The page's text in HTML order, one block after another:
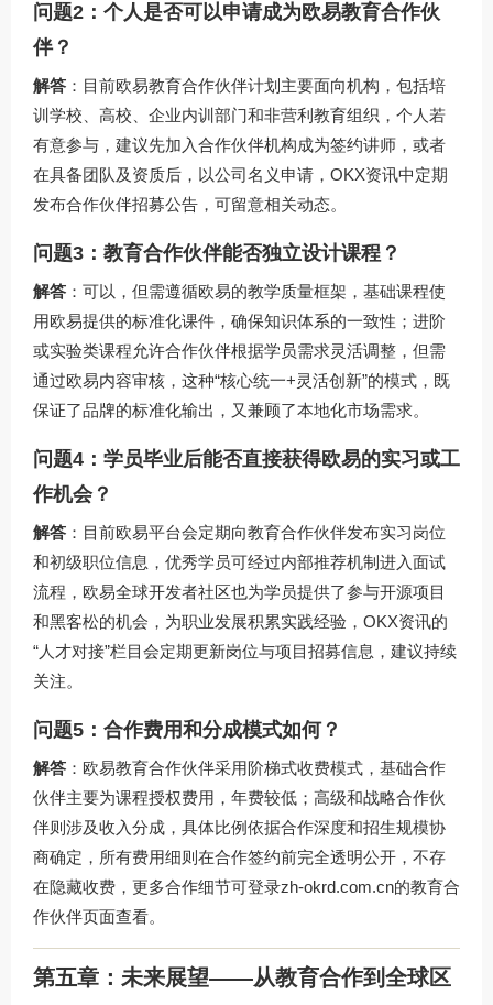
问题2：个人是否可以申请成为欧易教育合作伙
伴？
解答 ：目前欧易教育合作伙伴计划主要面向机构，包括培
训学校、高校、企业内训部门和非营利教育组织，个人若
有意参与，建议先加入合作伙伴机构成为签约讲师，或者
在具备团队及资质后，以公司名义申请，OKX资讯中定期
发布合作伙伴招募公告，可留意相关动态。
问题3：教育合作伙伴能否独立设计课程？
解答 ：可以，但需遵循欧易的教学质量框架，基础课程使
用欧易提供的标准化课件，确保知识体系的一致性；进阶
或实验类课程允许合作伙伴根据学员需求灵活调整，但需
通过欧易内容审核，这种“核心统一+灵活创新”的模式，既
保证了品牌的标准化输出，又兼顾了本地化市场需求。
问题4：学员毕业后能否直接获得欧易的实习或工
作机会？
解答 ：目前欧易平台会定期向教育合作伙伴发布实习岗位
和初级职位信息，优秀学员可经过内部推荐机制进入面试
流程，欧易全球开发者社区也为学员提供了参与开源项目
和黑客松的机会，为职业发展积累实践经验，OKX资讯的
“人才对接”栏目会定期更新岗位与项目招募信息，建议持续
关注。
问题5：合作费用和分成模式如何？
解答 ：欧易教育合作伙伴采用阶梯式收费模式，基础合作
伙伴主要为课程授权费用，年费较低；高级和战略合作伙
伴则涉及收入分成，具体比例依据合作深度和招生规模协
商确定，所有费用细则在合作签约前完全透明公开，不存
在隐藏收费，更多合作细节可登录zh-okrd.com.cn的教育合
作伙伴页面查看。
第五章：未来展望——从教育合作到全球区